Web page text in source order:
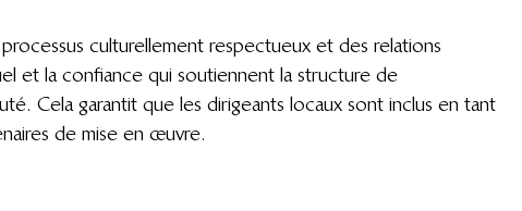
culturellement respectueux et des relations
et la confiance qui soutiennent la structure de
Cela garantit que les dirigeants locaux sont inclus en tant
de mise en œuvre.